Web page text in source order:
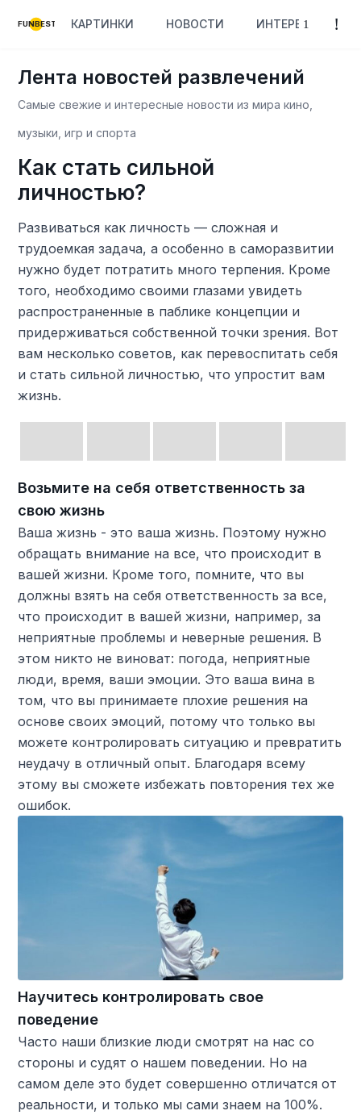
FUNBEST КАРТИНКИ НОВОСТИ ИНТЕРЕСНОЕ
Лента новостей развлечений
Самые свежие и интересные новости из мира кино,
музыки, игр и спорта
Как стать сильной
личностью?
Развиваться как личность — сложная и
трудоемкая задача, а особенно в саморазвитии
нужно будет потратить много терпения. Кроме
того, необходимо своими глазами увидеть
распространенные в паблике концепции и
придерживаться собственной точки зрения. Вот
вам несколько советов, как перевоспитать себя
и стать сильной личностью, что упростит вам
жизнь.
Возьмите на себя ответственность за
свою жизнь
Ваша жизнь - это ваша жизнь. Поэтому нужно
обращать внимание на все, что происходит в
вашей жизни. Кроме того, помните, что вы
должны взять на себя ответственность за все,
что происходит в вашей жизни, например, за
неприятные проблемы и неверные решения. В
этом никто не виноват: погода, неприятные
люди, время, ваши эмоции. Это ваша вина в
том, что вы принимаете плохие решения на
основе своих эмоций, потому что только вы
можете контролировать ситуацию и превратить
неудачу в отличный опыт. Благодаря всему
этому вы сможете избежать повторения тех же
ошибок.
Научитесь контролировать свое
поведение
Часто наши близкие люди смотрят на нас со
стороны и судят о нашем поведении. Но на
самом деле это будет совершенно отличатся от
реальности, и только мы сами знаем на 100%.